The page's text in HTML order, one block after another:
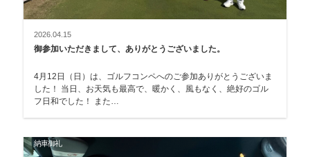
2026.04.15
御参加いただきまして、ありがとうございました。
4月12日（日）は、ゴルフコンペへのご参加ありがとうございま
した！ 当日、お天気も最高で、暖かく、風もなく、絶好のゴル
フ日和でした！ また…
納車御礼